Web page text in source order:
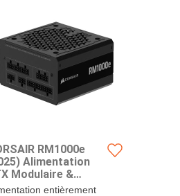
RM1000e
Alimentation
Modulaire &
– Noir
entièrement